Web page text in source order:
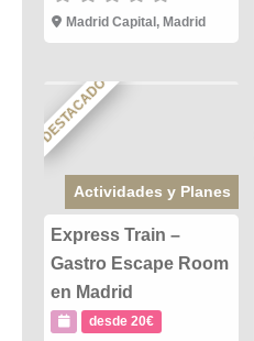
Madrid Capital , Madrid
DESTACADO
Actividades y Planes
Express Train –
Gastro Escape Room
en Madrid
desde 20€